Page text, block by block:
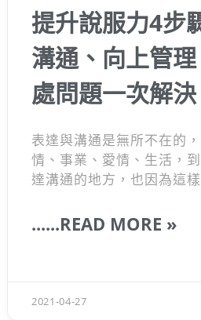
提升說服力4步
溝通、向上管
處問題一次解決
表達與溝通是無所不在的
情、事業、愛情、生活，
達溝通的地方，也因為這
管理、職場溝通的技巧幫
......READ MORE »
2021-04-27